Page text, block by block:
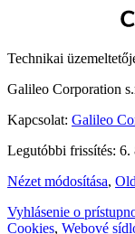
Technikai
Galileo Corporation
Kapcsolat: Galileo
Legutóbbi frissítés: 6.
Nézet módosítása,
Vyhlásenie o
Cookies, Webové